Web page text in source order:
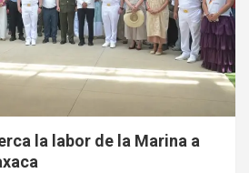
la labor de la Marina a